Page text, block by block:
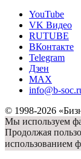
YouTube
VK Видео
RUTUBE
ВКонтакте
Telegram
Дзен
MAX
info@b-
© 1998-2026
Мы используем
Продолжая
использованием